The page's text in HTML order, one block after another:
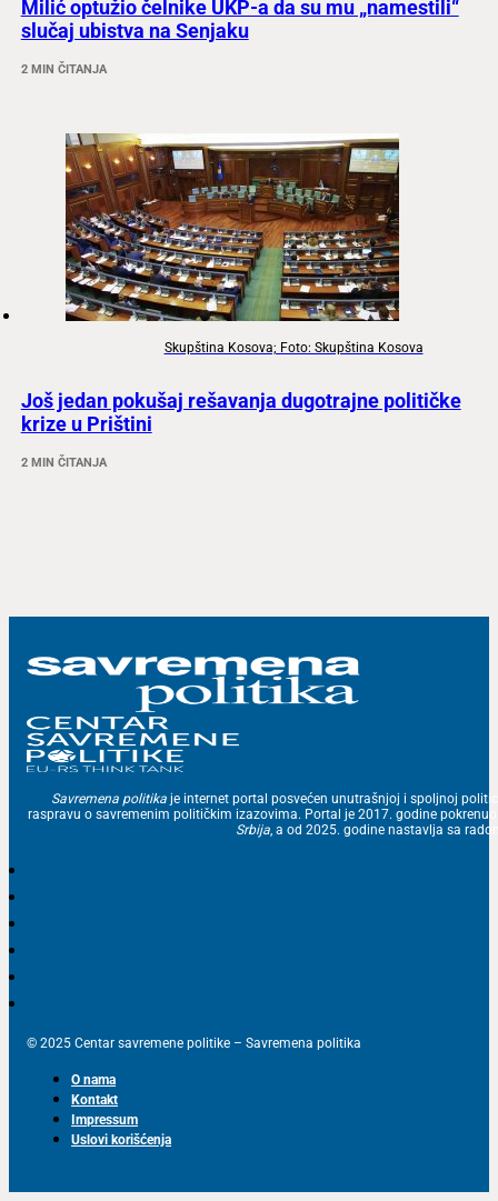
Milić optužio čelnike UKP-a da su mu „namestili“
slučaj ubistva na Senjaku
2 MIN ČITANJA
Skupština Kosova; Foto: Skupština Kosova
Još jedan pokušaj rešavanja dugotrajne političke
krize u Prištini
2 MIN ČITANJA
Savremena politika je internet portal posvećen unutrašnjoj i spoljnoj
raspravu o savremenim političkim izazovima. Portal je 2017. godine
Srbija , a od 2025. godine nastavlja sa
© 2025 Centar savremene politike – Savremena politika
O nama
Kontakt
Impressum
Uslovi korišćenja